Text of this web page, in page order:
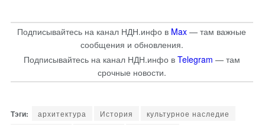
Подписывайтесь на канал НДН.инфо в Max — там важные
сообщения и обновления.
Подписывайтесь на канал НДН.инфо в Telegram — там
срочные новости.
архитектура История
культурное наследие